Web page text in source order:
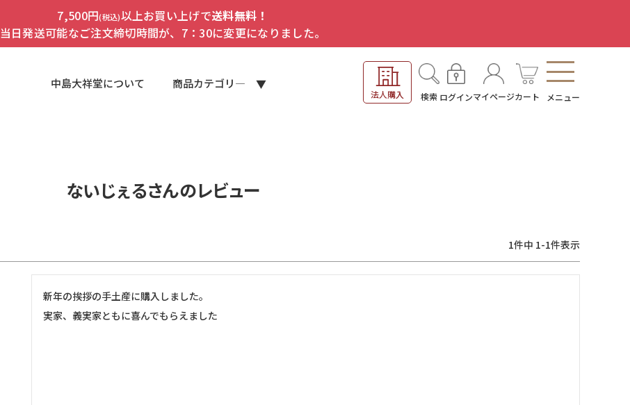
7,500円(税込)以上お買い上げで送料無料！
当日発送可能なご注文締切時間が、7：30に変更になりました。
中島大祥堂について 商品カテゴリ―
法人購入 検索 ログインマイページカート メニュー
ないじぇるさんのレビュー
1件中 1-1件表示
新年の挨拶の手土産に購入しました。
実家、義実家ともに喜んでもらえました